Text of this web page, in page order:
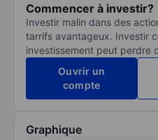
Commencer à investir?
Investir malin dans des
tarrifs avantageux. Investir
investissement peut perdre
Ouvrir un
compte
Graphique